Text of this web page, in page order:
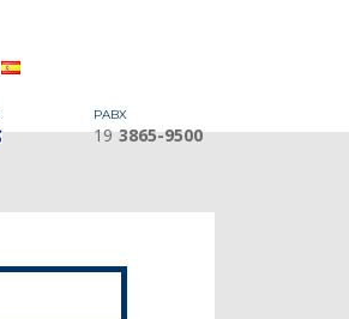
PABX
19 3865-9500